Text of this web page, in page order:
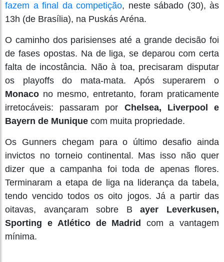
fazem a final da competição, neste sábado (30), às
13h (de Brasília), na Puskás Aréna.
O caminho dos parisienses até a grande decisão foi
de fases opostas. Na de liga, se deparou com certa
falta de incostância. Não à toa, precisaram disputar
os playoffs do mata-mata. Após superarem o
Monaco no mesmo, entretanto, foram praticamente
irretocáveis: passaram por Chelsea, Liverpool e
Bayern de Munique com muita propriedade.
Os Gunners chegam para o último desafio ainda
invictos no torneio continental. Mas isso não quer
dizer que a campanha foi toda de apenas flores.
Terminaram a etapa de liga na liderança da tabela,
tendo vencido todos os oito jogos. Já a partir das
oitavas, avançaram sobre Bayer Leverkusen,
Sporting e Atlético de Madrid
com a vantagem
mínima.